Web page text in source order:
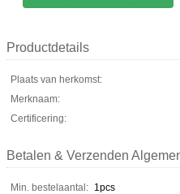
Productdetails
Plaats van herkomst:
Merknaam:
Certificering:
Betalen & Verzenden
Min. bestelaantal: 1pcs